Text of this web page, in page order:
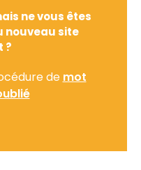
ne vous êtes
nouveau site
?
de mot